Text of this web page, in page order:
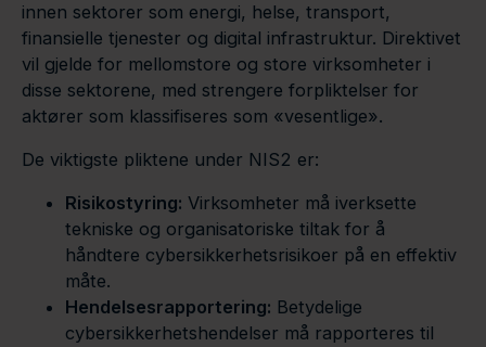
innen sektorer som energi, helse, transport,
finansielle tjenester og digital infrastruktur. Direktivet
vil gjelde for mellomstore og store virksomheter i
disse sektorene, med strengere forpliktelser for
aktører som klassifiseres som «vesentlige».
De viktigste pliktene under NIS2 er:
Risikostyring: Virksomheter må iverksette
tekniske og organisatoriske tiltak for å
håndtere cybersikkerhetsrisikoer på en effektiv
måte.
Hendelsesrapportering: Betydelige
cybersikkerhetshendelser må rapporteres til